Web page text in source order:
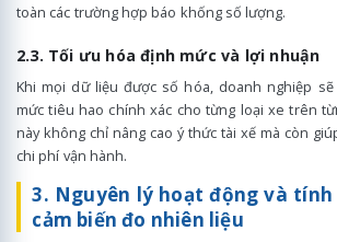
toàn các trường hợp báo khống số lượng.
2.3. Tối ưu hóa định mức và lợi nhuận
Khi mọi dữ liệu được số hóa, doanh nghiệp
mức tiêu hao chính xác cho từng loại xe trên
này không chỉ nâng cao ý thức tài xế mà còn
chi phí vận hành.
3. Nguyên lý hoạt động và
cảm biến đo nhiên liệu